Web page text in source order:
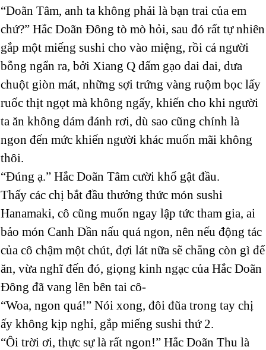
“Doãn Tâm, anh ta không phải là bạn trai của em
chứ?” Hắc Doãn Đông tò mò hỏi, sau đó rất tự nhiên
gắp một miếng sushi cho vào miệng, rồi cả người
bỗng ngẩn ra, bởi Xiang Q dấm gạo dai dai, dưa
chuột giòn mát, những sợi trứng vàng ruộm bọc lấy
ruốc thịt ngọt mà không ngấy, khiến cho khi người
ta ăn không dám đánh rơi, dù sao cũng chính là
ngon đến mức khiến người khác muốn mãi không
thôi.
“Đúng ạ.” Hắc Doãn Tâm cười khổ gật đầu.
Thấy các chị bắt đầu thưởng thức món sushi
Hanamaki, cô cũng muốn ngay lập tức tham gia, ai
bảo món Canh Dần nấu quá ngon, nên nếu động tác
của cô chậm một chút, đợi lát nữa sẽ chẳng còn gì để
ăn, vừa nghĩ đến đó, giọng kinh ngạc của Hắc Doãn
Đông đã vang lên bên tai cô-
“Woa, ngon quá!” Nói xong, đôi đũa trong tay chị
ấy không kịp nghỉ, gắp miếng sushi thứ 2.
“Ôi trời ơi, thực sự là rất ngon!” Hắc Doãn Thu là